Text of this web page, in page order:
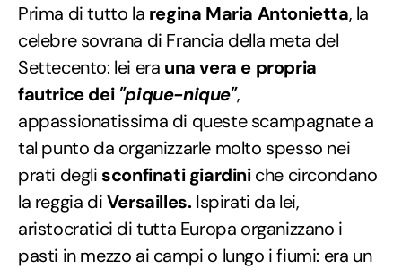
Prima di tutto la regina Maria Antonietta, la
celebre sovrana di Francia della meta del
Settecento: lei era una vera e propria
fautrice dei "pique-nique",
appassionatissima di queste scampagnate a
tal punto da organizzarle molto spesso nei
prati degli sconfinati giardiniche circondano
la reggia diVersailles.Ispirati da lei,
aristocratici di tutta Europa organizzano i
pasti in mezzo ai campi o lungo i fiumi: era un